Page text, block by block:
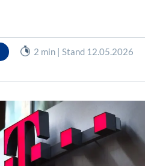
2 min | Stand 12.05.2026